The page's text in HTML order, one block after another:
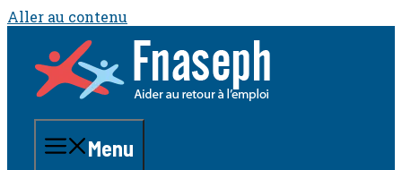
Aller au contenu
Menu